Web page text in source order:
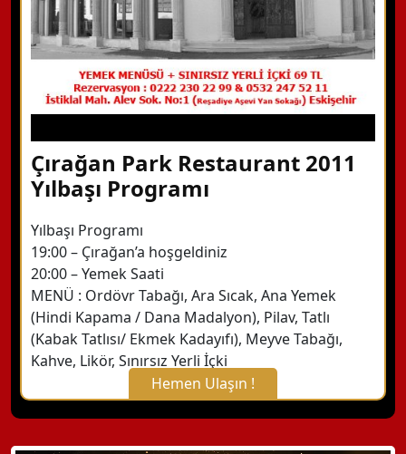
Çırağan Park Restaurant 2011
Yılbaşı Programı
Yılbaşı Programı
19:00 – Çırağan’a hoşgeldiniz
20:00 – Yemek Saati
MENÜ : Ordövr Tabağı, Ara Sıcak, Ana Yemek
(Hindi Kapama / Dana Madalyon), Pilav, Tatlı
(Kabak Tatlısı/ Ekmek Kadayıfı), Meyve Tabağı,
Kahve, Likör, Sınırsız Yerli İçki
Hemen Ulaşın !
X Kapat